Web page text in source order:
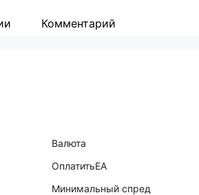
Комментарий
Валюта
ОплатитьEA
Минимальный спред